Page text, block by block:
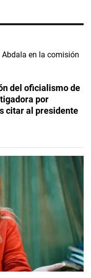
del oficialismo de
por
citar al presidente